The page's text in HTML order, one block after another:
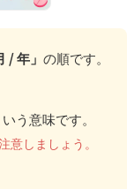
/ 年」 の順です。
う意味です。
しましょう。